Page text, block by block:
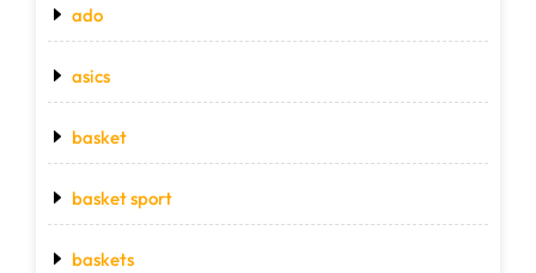
ado
asics
basket
basket sport
baskets